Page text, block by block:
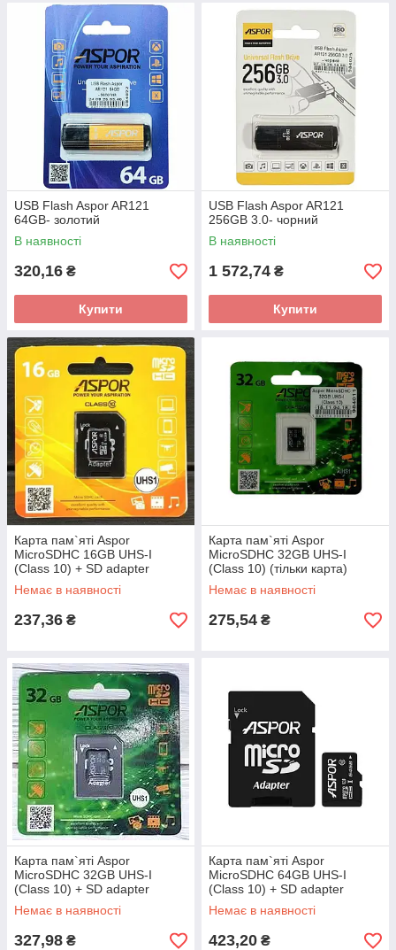
USB Flash Aspor AR121
64GB- золотий
В наявності
320,16 ₴
Купити
USB Flash Aspor AR121
256GB 3.0- чорний
В наявності
1 572,74 ₴
Купити
Карта пам`яті Aspor
MicroSDHC 16GB UHS-I
(Class 10) + SD adapter
Немає в наявності
237,36 ₴
Карта пам`яті Aspor
MicroSDHC 32GB UHS-I
(Class 10) (тільки карта)
Немає в наявності
275,54 ₴
Карта пам`яті Aspor
MicroSDHC 32GB UHS-I
(Class 10) + SD adapter
Немає в наявності
327,98 ₴
Карта пам`яті Aspor
MicroSDHC 64GB UHS-I
(Class 10) + SD adapter
Немає в наявності
423,20 ₴